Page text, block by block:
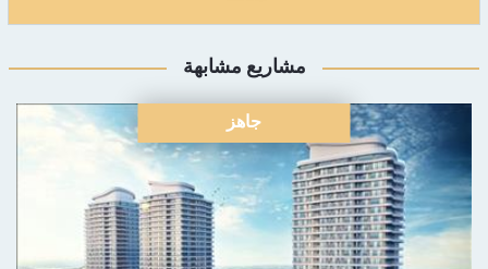
مشاريع مشابهة
جاهز